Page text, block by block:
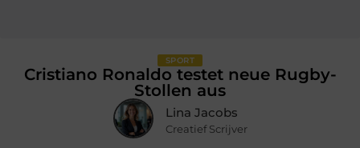
SPORT
Cristiano Ronaldo testet neue Rugby-
Stollen aus
Lina Jacobs
Creatief Scrijver